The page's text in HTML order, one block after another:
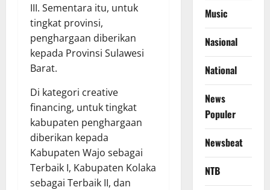
III. Sementara itu, untuk
tingkat provinsi,
penghargaan diberikan
kepada Provinsi Sulawesi
Barat.
Di kategori creative
financing, untuk tingkat
kabupaten penghargaan
diberikan kepada
Kabupaten Wajo sebagai
Terbaik I, Kabupaten Kolaka
sebagai Terbaik II, dan
Music
Nasional
National
News
Populer
Newsbeat
NTB